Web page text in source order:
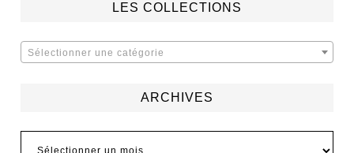
LES COLLECTIONS
Sélectionner une catégorie
ARCHIVES